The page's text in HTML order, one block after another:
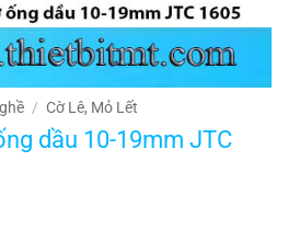
/ Cờ Lê, Mỏ Lết
dầu 10-19mm JTC